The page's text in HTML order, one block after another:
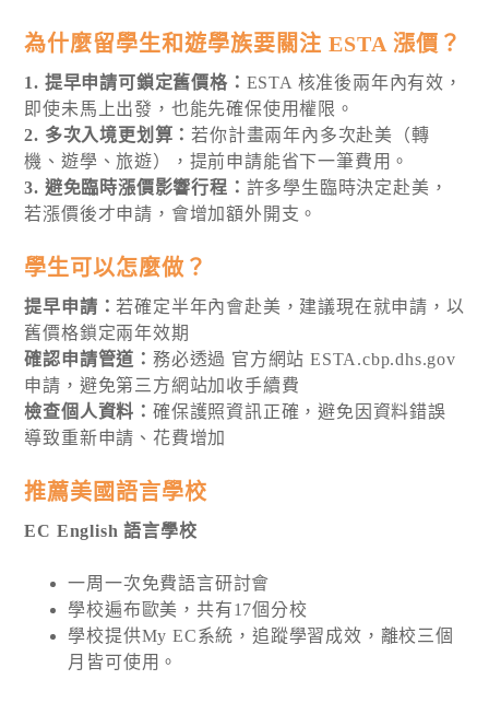
為什麼留學生和遊學族要關注 ESTA 漲價？
1. 提早申請可鎖定舊價格： ESTA 核准後兩年內有效，
即使未馬上出發，也能先確保使用權限。
2. 多次入境更划算：若你計畫兩年內多次赴美（轉
機、遊學、旅遊），提前申請能省下一筆費用。
3. 避免臨時漲價影響行程： 許多學生臨時決定赴美，
若漲價後才申請，會增加額外開支。
學生可以怎麼做？
提早申請：若確定半年內會赴美，建議現在就申請，以
舊價格鎖定兩年效期
確認申請管道：務必透過 官方網站 ESTA.cbp.dhs.gov
申請，避免第三方網站加收手續費
檢查個人資料：確保護照資訊正確，避免因資料錯誤
導致重新申請、花費增加
推薦美國語言學校
EC English 語言學校
一周一次免費語言研討會
學校遍布歐美，共有17個分校
學校提供My EC系統，追蹤學習成效，離校三個
月皆可使用。